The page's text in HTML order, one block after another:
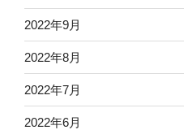
2022年9月
2022年8月
2022年7月
2022年6月